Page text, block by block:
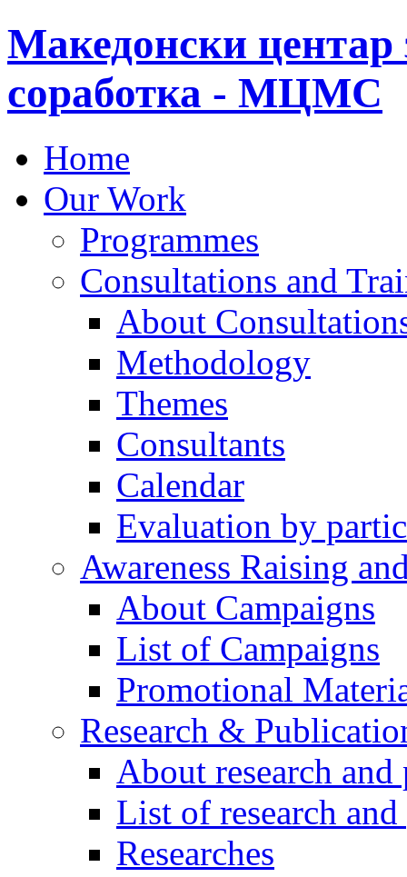
Македонски центар
соработка - МЦМС
Home
Our Work
Programmes
Consultations and
About
Methodology
Themes
Consultants
Calendar
Evaluation by
Awareness Raising
About Campaigns
List of Campaigns
Promotional
Research &
About research
List of research
Researches